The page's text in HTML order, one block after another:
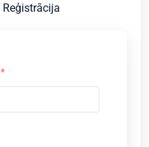
Reģistrācija
*